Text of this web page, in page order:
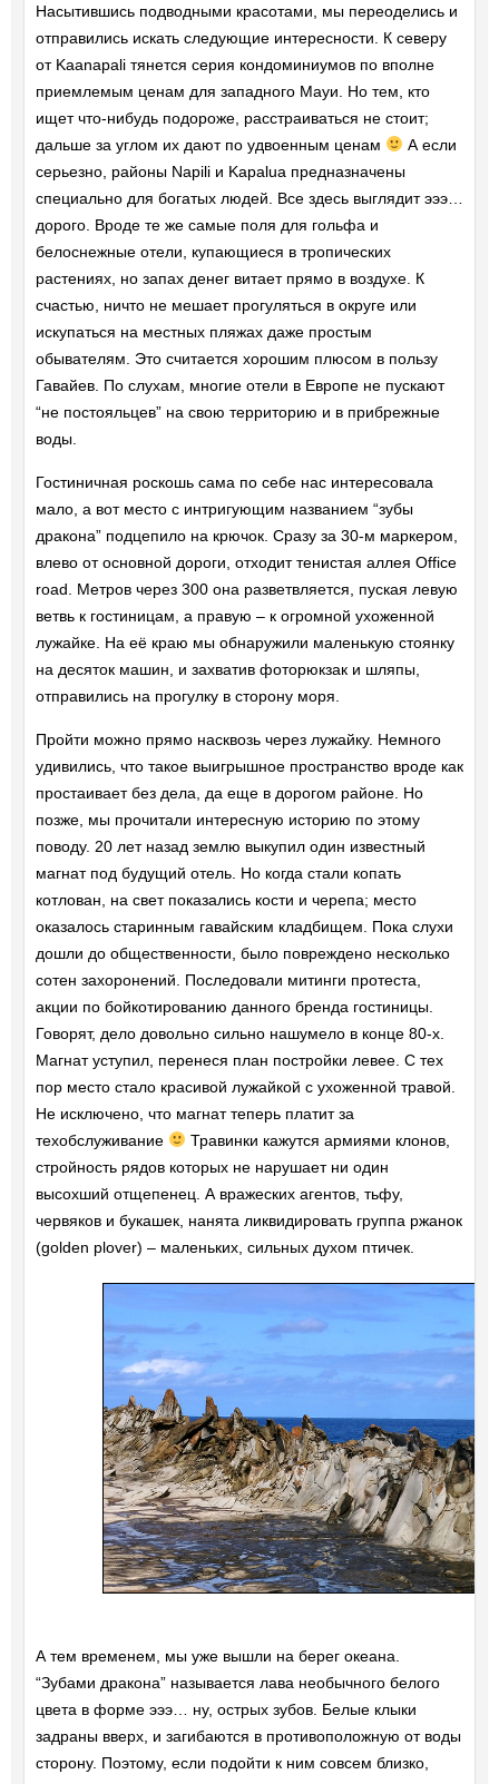
Насытившись подводными красотами, мы переоделись и
отправились искать следующие интересности. К северу
от Kaanapali тянется серия кондоминиумов по вполне
приемлемым ценам для западного Мауи. Но тем, кто
ищет что-нибудь подороже, расстраиваться не стоит;
дальше за углом их дают по удвоенным ценам
А если
серьезно, районы Napili и Kapalua предназначены
специально для богатых людей. Все здесь выглядит эээ…
дорого. Вроде те же самые поля для гольфа и
белоснежные отели, купающиеся в тропических
растениях, но запах денег витает прямо в воздухе. К
счастью, ничто не мешает прогуляться в округе или
искупаться на местных пляжах даже простым
обывателям. Это считается хорошим плюсом в пользу
Гавайев. По слухам, многие отели в Европе не пускают
“не постояльцев” на свою территорию и в прибрежные
воды.
Гостиничная роскошь сама по себе нас интересовала
мало, а вот место с интригующим названием “зубы
дракона” подцепило на крючок. Сразу за 30-м маркером,
влево от основной дороги, отходит тенистая аллея Office
road. Метров через 300 она разветвляется, пуская левую
ветвь к гостиницам, а правую – к огромной ухоженной
лужайке. На её краю мы обнаружили маленькую стоянку
на десяток машин, и захватив фоторюкзак и шляпы,
отправились на прогулку в сторону моря.
Пройти можно прямо насквозь через лужайку. Немного
удивились, что такое выигрышное пространство вроде как
простаивает без дела, да еще в дорогом районе. Но
позже, мы прочитали интересную историю по этому
поводу. 20 лет назад землю выкупил один известный
магнат под будущий отель. Но когда стали копать
котлован, на свет показались кости и черепа; место
оказалось старинным гавайским кладбищем. Пока слухи
дошли до общественности, было повреждено несколько
сотен захоронений. Последовали митинги протеста,
акции по бойкотированию данного бренда гостиницы.
Говорят, дело довольно сильно нашумело в конце 80-х.
Магнат уступил, перенеся план постройки левее. С тех
пор место стало красивой лужайкой с ухоженной травой.
Не исключено, что магнат теперь платит за
техобслуживание
Травинки кажутся армиями клонов,
стройность рядов которых не нарушает ни один
высохший отщепенец. А вражеских агентов, тьфу,
червяков и букашек, нанята ликвидировать группа ржанок
(golden plover) – маленьких, сильных духом птичек.
А тем временем, мы уже вышли на берег океана.
“Зубами дракона” называется лава необычного белого
цвета в форме эээ… ну, острых зубов. Белые клыки
задраны вверх, и загибаются в противоположную от воды
сторону. Поэтому, если подойти к ним совсем близко,